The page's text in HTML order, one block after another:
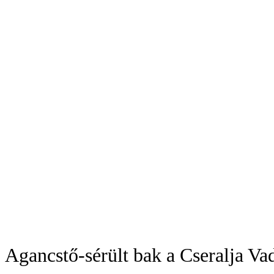
Agancstő-sérült bak a Cseralja